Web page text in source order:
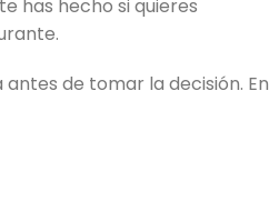
has hecho si quieres
de tomar la decisión. En